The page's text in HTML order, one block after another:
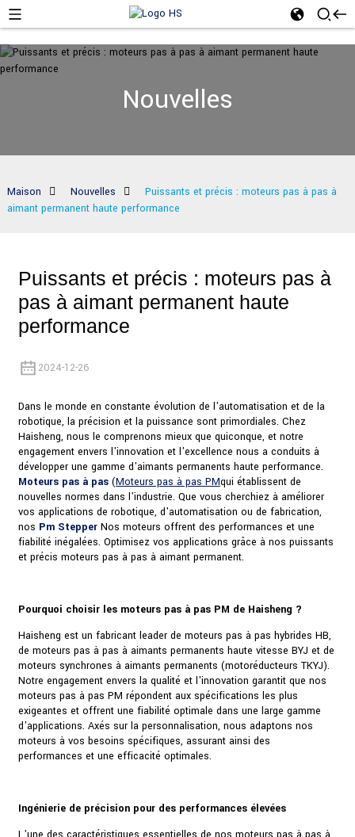
Nouvelles
Maison Nouvelles
Puissants et précis : moteurs pas à pas à
aimant permanent haute performance
Puissants et précis : moteurs pas à
pas à aimant permanent haute
performance
2024-12-26
Dans le monde en constante évolution de l'automatisation et de la
robotique, la précision et la puissance sont primordiales. Chez
Haisheng, nous le comprenons mieux que quiconque, et notre
engagement envers l'innovation et l'excellence nous a conduits à
développer une gamme d'aimants permanents haute performance.
Moteurs pas à pas(Moteurs pas à pas PMqui établissent de
nouvelles normes dans l'industrie. Que vous cherchiez à améliorer
vos applications de robotique, d'automatisation ou de fabrication,
nos Pm StepperNos moteurs offrent des performances et une
fiabilité inégalées. Optimisez vos applications grâce à nos puissants
et précis moteurs pas à pas à aimant permanent.
Pourquoi choisir les moteurs pas à pas PM de Haisheng ?
Haisheng est un fabricant leader de moteurs pas à pas hybrides HB,
de moteurs pas à pas à aimants permanents haute vitesse BYJ et de
moteurs synchrones à aimants permanents (motoréducteurs TKYJ).
Notre engagement envers la qualité et l'innovation garantit que nos
moteurs pas à pas PM répondent aux spécifications les plus
exigeantes et offrent une fiabilité optimale dans une large gamme
d'applications. Axés sur la personnalisation, nous adaptons nos
moteurs à vos besoins spécifiques, assurant ainsi des
performances et une efficacité optimales.
Ingénierie de précision pour des performances élevées